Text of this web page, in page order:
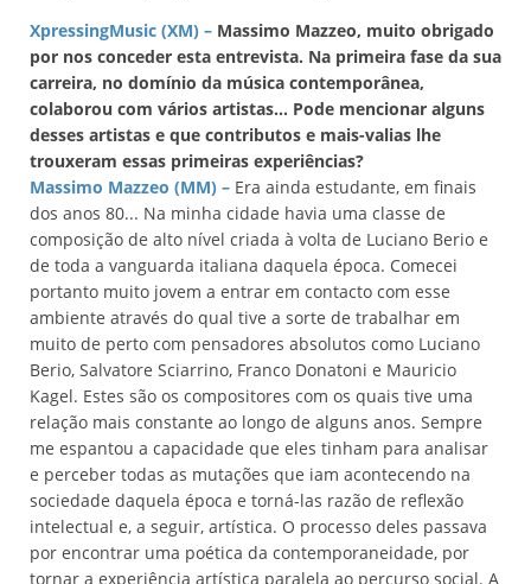
XpressingMusic (XM) – Massimo Mazzeo, muito obrigado
por nos conceder esta entrevista. Na primeira fase da sua
carreira, no domínio da música contemporânea,
colaborou com vários artistas... Pode mencionar alguns
desses artistas e que contributos e mais-valias lhe
trouxeram essas primeiras experiências?
Massimo Mazzeo (MM) – Era ainda estudante, em finais
dos anos 80... Na minha cidade havia uma classe de
composição de alto nível criada à volta de Luciano Berio e
de toda a vanguarda italiana daquela época. Comecei
portanto muito jovem a entrar em contacto com esse
ambiente através do qual tive a sorte de trabalhar em
muito de perto com pensadores absolutos como Luciano
Berio, Salvatore Sciarrino, Franco Donatoni e Mauricio
Kagel. Estes são os compositores com os quais tive uma
relação mais constante ao longo de alguns anos. Sempre
me espantou a capacidade que eles tinham para analisar
e perceber todas as mutações que iam acontecendo na
sociedade daquela época e torná-las razão de reflexão
intelectual e, a seguir, artística. O processo deles passava
por encontrar uma poética da contemporaneidade, por
tornar a experiência artística paralela ao percurso social. A